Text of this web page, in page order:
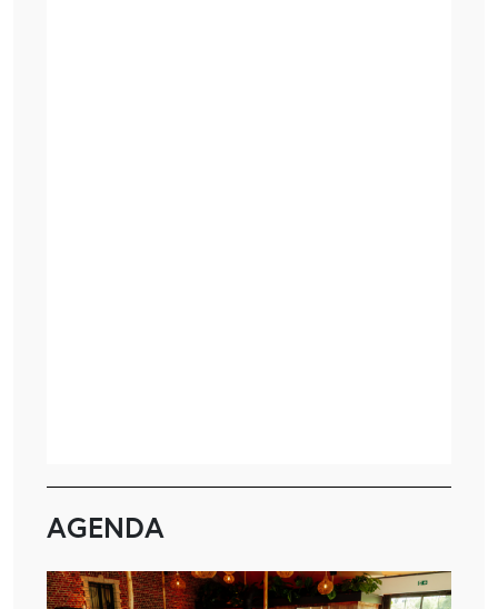
AGENDA